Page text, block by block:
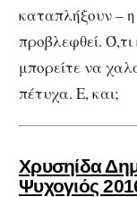
καταπλήξουν –
προβλεφθεί. Ό,τι
μπορείτε να
πέτυχα. Ε, και;
Χρυσηίδα
Ψυχογιός